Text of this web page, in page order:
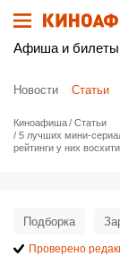
Афиша и билеты
Новости Статьи
Киноафиша
Статьи
5 лучших мини-
рейтинги у них
Подборка
Проверено